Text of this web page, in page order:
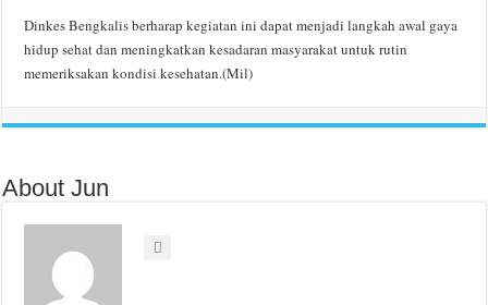
Dinkes Bengkalis berharap kegiatan ini dapat menjadi langkah awal gaya
hidup sehat dan meningkatkan kesadaran masyarakat untuk rutin
memeriksakan kondisi kesehatan.(Mil)
About Jun